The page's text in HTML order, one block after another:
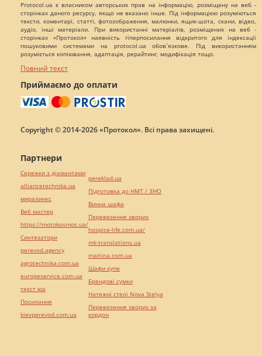
Protocol.ua є власником авторських прав на інформацію, розміщену на веб -
сторінках даного ресурсу, якщо не вказано інше. Під інформацією розуміються
тексти, коментарі, статті, фотозображення, малюнки, ящик-шота, скани, відео,
аудіо, інші матеріали. При використанні матеріалів, розміщених на веб -
сторінках «Протокол» наявність гіперпосилання відкритого для індексації
пошуковими системами на protocol.ua обов`язкове. Під використанням
розуміється копіювання, адаптація, рерайтинг, модифікація тощо.
Повний текст
Приймаємо до оплати
Copyright © 2014-2026 «Протокол». Всі права захищені.
Партнери
Сережки з діамантами
alliancetechnika.ua
миралинкс
Веб мастер
https://motokosmos.ua/
Синтезатори
perevod.agency
agrotechnika.com.ua
europeservice.com.ua
текст юа
Посилання
kievperevod.com.ua
pereklad.ua
Підготовка до НМТ / ЗНО
Винна шафа
Перевезення хворих
hospice-life.com.ua/
mk-translations.ua
maltina.com.ua
Шафи купе
Брендові сумки
Натяжні стелі Nova Stelya
Перевезення хворих за
кордон